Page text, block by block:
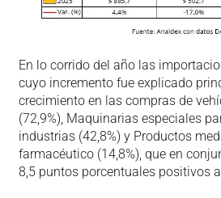
En lo corrido del año las
cuyo incremento fue explicado
crecimiento en las compras de
(72,9%), Maquinarias especiales
industrias (42,8%) y Productos
farmacéutico (14,8%), que en
8,5 puntos porcentuales positivos